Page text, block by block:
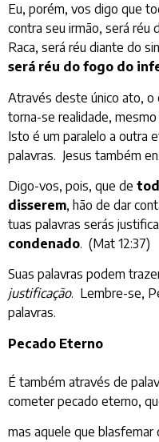
Eu, porém, vos digo que
contra seu irmão, será réu
Raca, será réu diante do
será réu do fogo do
Através deste único ato,
torna-se realidade,
Isto é um paralelo a outra
palavras. Jesus também
Digo-vos, pois, que de
disserem, hão de dar
tuas palavras serás
condenado. (Mat 12:37)
Suas palavras podem
justificação. Lembre-se,
palavras.
Pecado Eterno
É também através de
cometer pecado eterno,
mas aquele que blasfemar